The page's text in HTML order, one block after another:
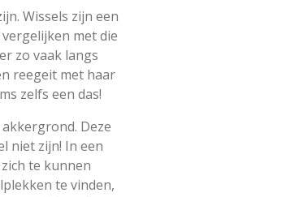
Wissels zijn een
met die
zo vaak langs
reegeit met haar
zelfs een das!
Deze
niet zijn! In een
te kunnen
te vinden,